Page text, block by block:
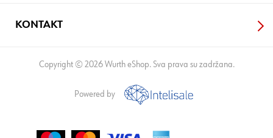
KONTAKT
Copyright © 2026 Wurth eShop. Sva prava su zadržana.
Powered by